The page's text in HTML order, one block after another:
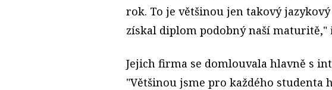
rok. To je většinou jen takový
získal diplom podobný naší maturitě,"
Jejich firma se domlouvala hlavně s
"Většinou jsme pro každého studenta